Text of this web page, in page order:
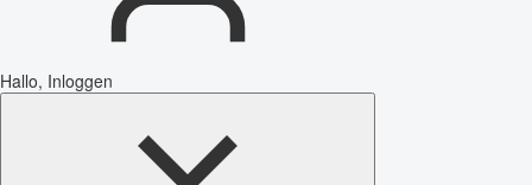
Hallo, Inloggen